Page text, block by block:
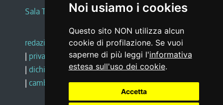
Noi usiamo i cookies
Questo sito NON utilizza alcun
cookie di profilazione. Se vuoi
saperne di più leggi l'informativa
estesa sull'uso dei cookie.
Accetta
Sala Tiziano Tessitori
redazione web |note legali |glossario
| privacy
social media policy
| dichiarazione di accessibilità |feedback
| cambio preferenze cookie